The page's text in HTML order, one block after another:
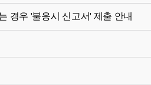
경우 '불응시 신고서' 제출 안내